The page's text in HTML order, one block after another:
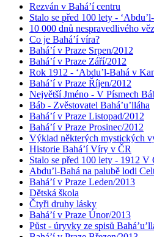
Rezván v Bahá’í centru
Stalo se před 100 lety -
10 000 dnů nespravedlivého
Co je Bahá’í víra?
Bahá’í v Praze Srpen/2012
Bahá’í v Praze Září/2012
Rok 1912 - ‘Abdu’l-Bahá v
Bahá’í v Praze Říjen/2012
Největší Jméno - V Písmech
Báb - Zvěstovatel Bahá’u’lláha
Bahá’í v Praze Listopad/2012
Bahá’í v Praze Prosinec/2012
Výklad některých mystických
Historie Bahá’í Víry v ČR
Stalo se před 100 lety - 1912
Abdu’l-Bahá na palubě lodi
Bahá’í v Praze Leden/2013
Dětská škola
Čtyři druhy lásky
Bahá’í v Praze Únor/2013
Půst - úryvky ze spisů